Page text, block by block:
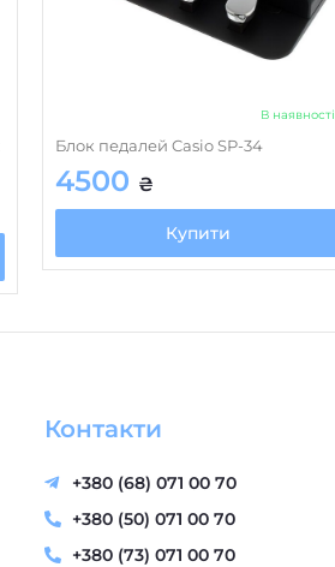
В наявності
Блок педалей Casio SP-34
4500 ₴
Купити
Контакти
+380 (68) 071 00 70
+380 (50) 071 00 70
+380 (73) 071 00 70